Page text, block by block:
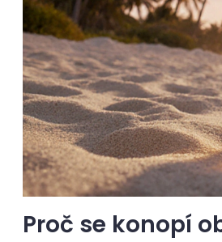
Proč se konopí